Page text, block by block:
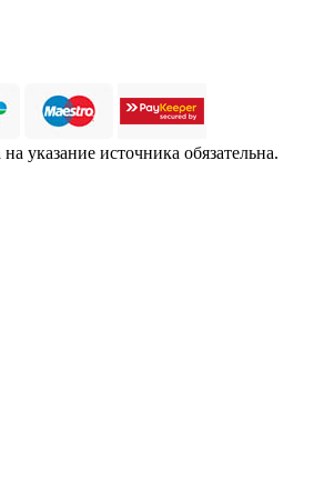
указание источника обязательна.